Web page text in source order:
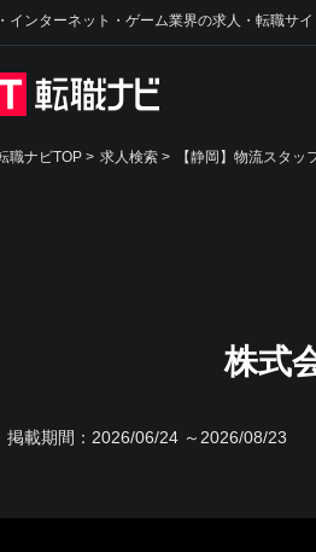
インターネット・ゲーム業界の求人・転職サ
職ナビTOP > 求人検索 > 【静岡】物流スタ
株式
掲載期間： 2026/06/24 ～2026/08/23